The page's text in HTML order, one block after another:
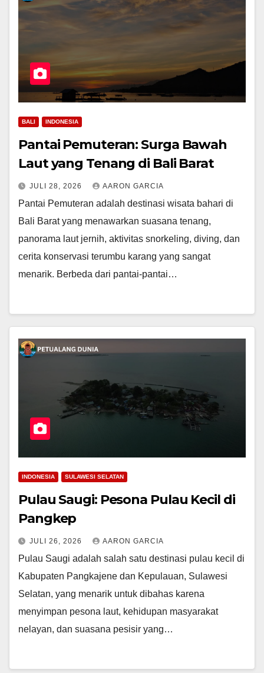
BALI INDONESIA
Pantai Pemuteran: Surga Bawah
Laut yang Tenang di Bali Barat
JULI 28, 2026 AARON GARCIA
Pantai Pemuteran adalah destinasi wisata bahari di
Bali Barat yang menawarkan suasana tenang,
panorama laut jernih, aktivitas snorkeling, diving, dan
cerita konservasi terumbu karang yang sangat
menarik. Berbeda dari pantai-pantai…
INDONESIA SULAWESI SELATAN
Pulau Saugi: Pesona Pulau Kecil di
Pangkep
JULI 26, 2026 AARON GARCIA
Pulau Saugi adalah salah satu destinasi pulau kecil di
Kabupaten Pangkajene dan Kepulauan, Sulawesi
Selatan, yang menarik untuk dibahas karena
menyimpan pesona laut, kehidupan masyarakat
nelayan, dan suasana pesisir yang…